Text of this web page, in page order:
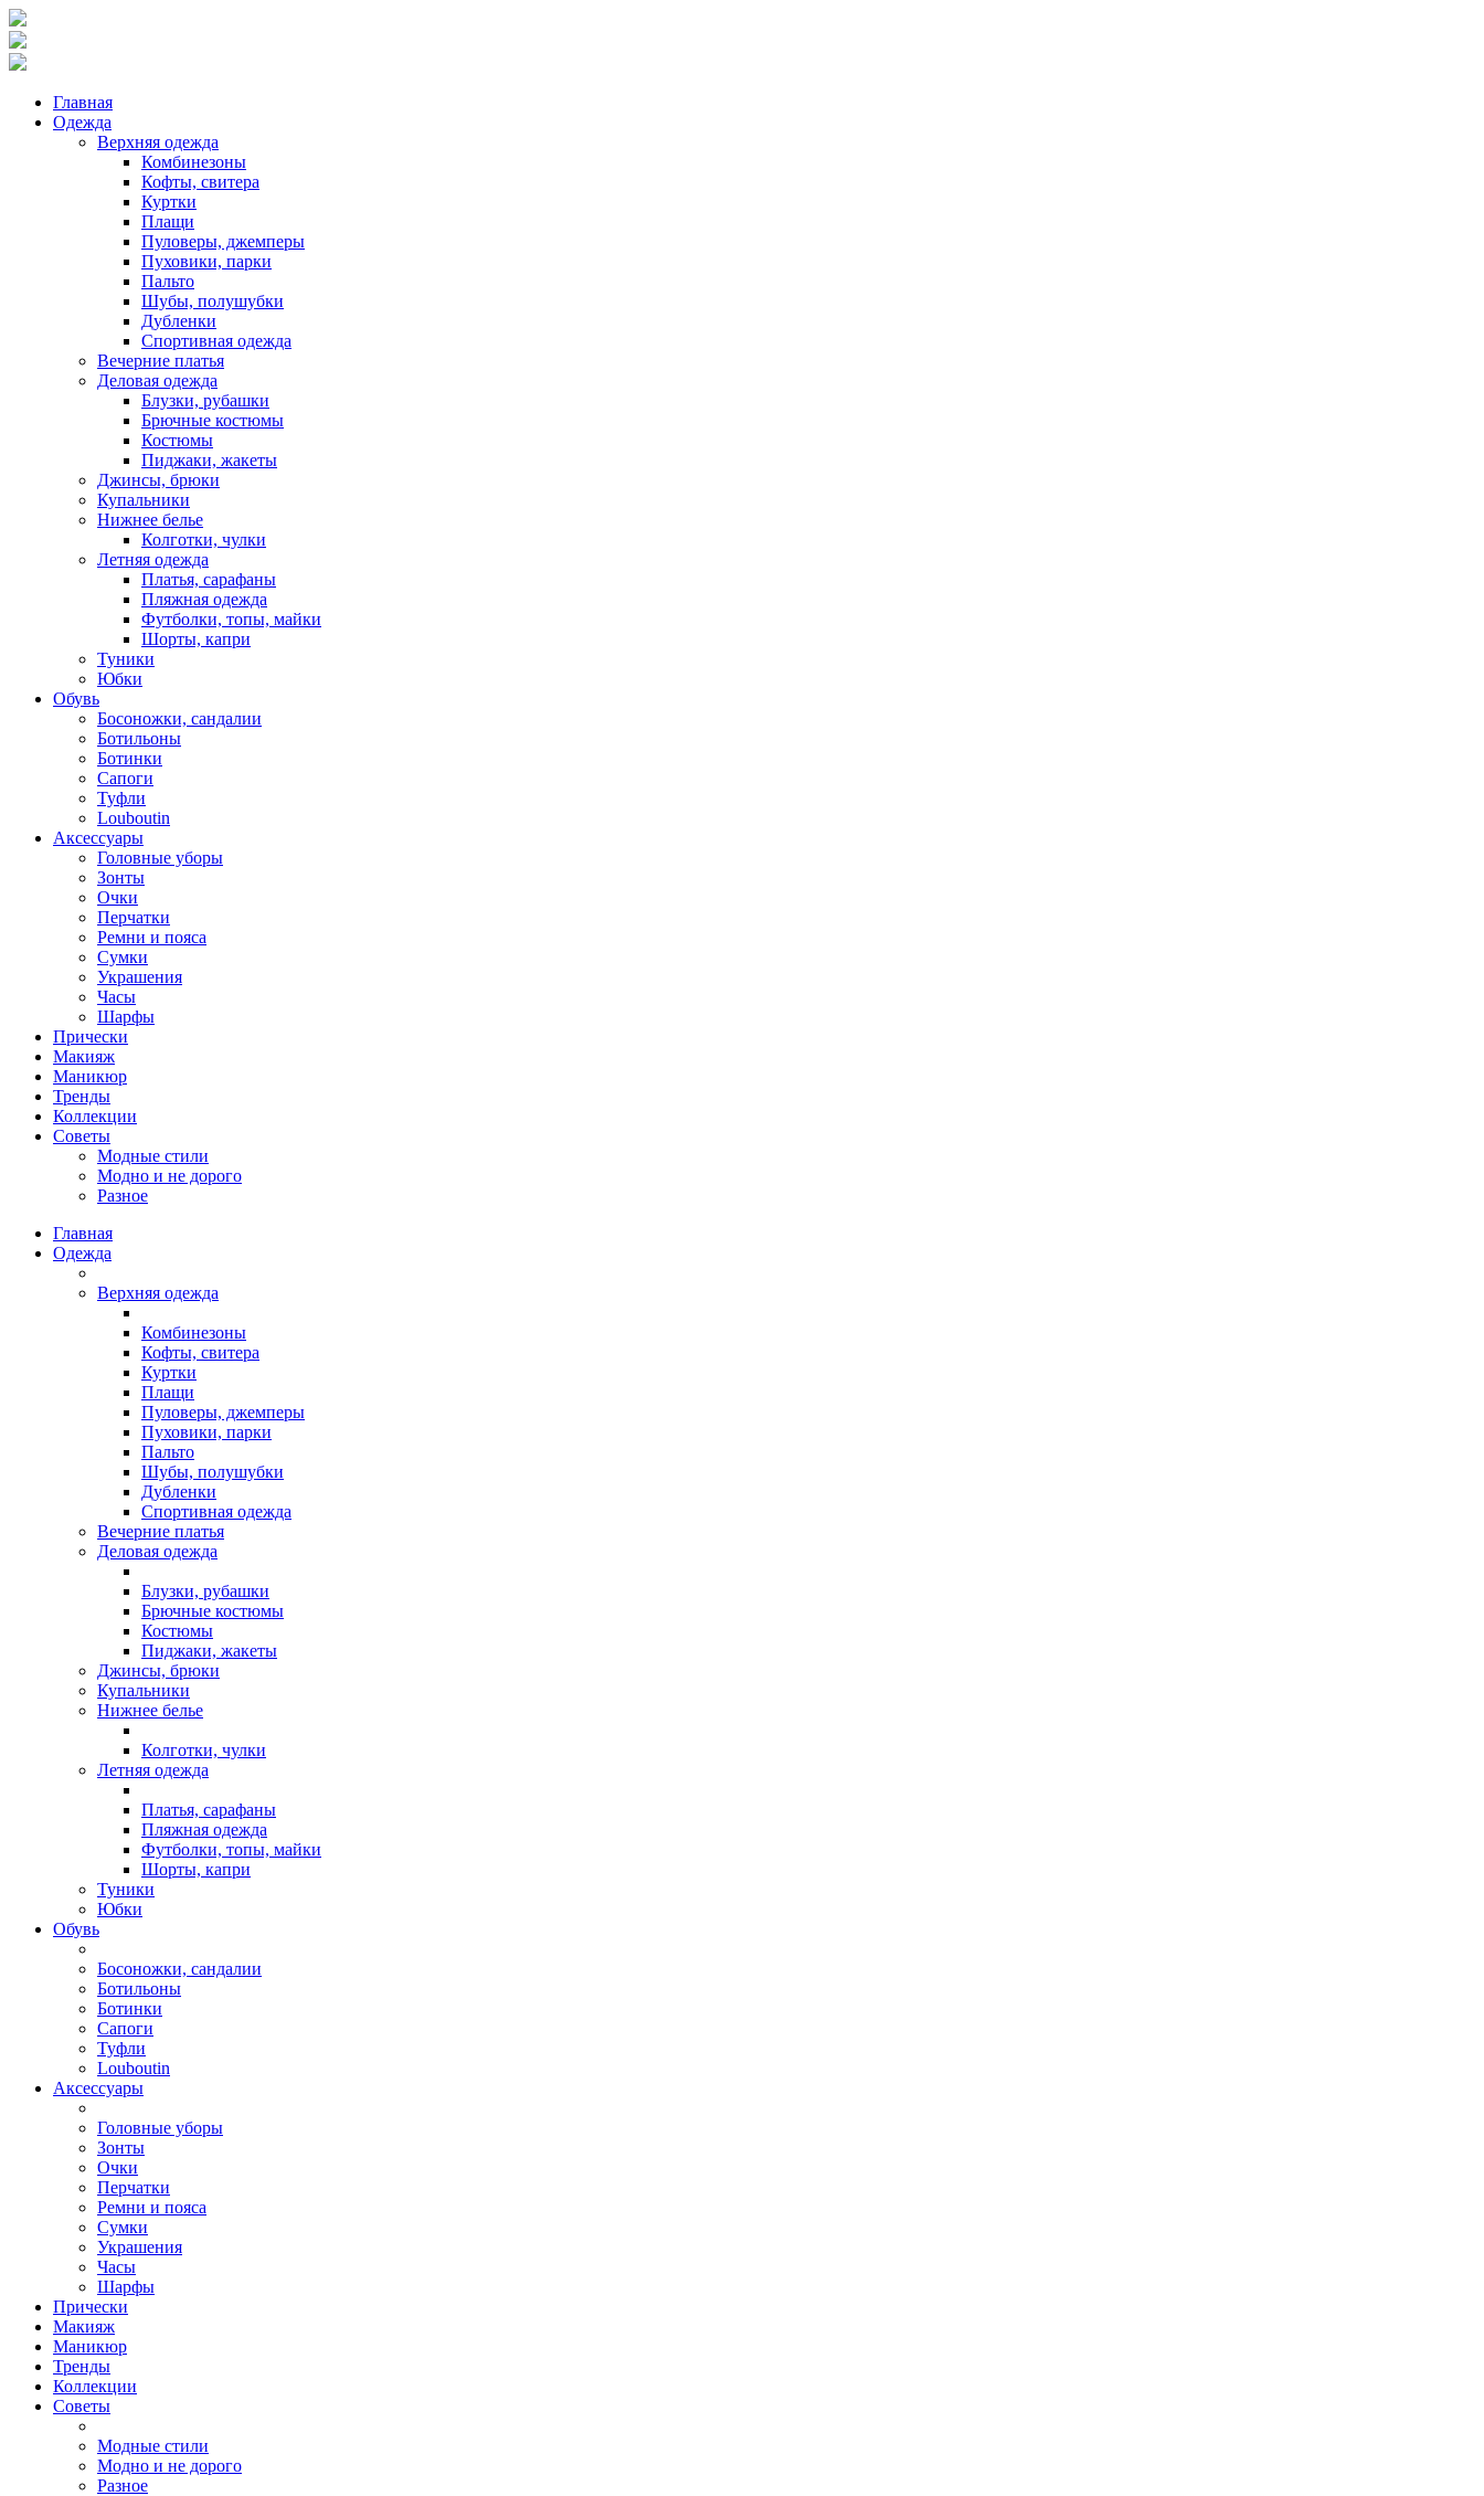
Главная
Одежда
Верхняя одежда
Комбинезоны
Кофты, свитера
Куртки
Плащи
Пуловеры, джемперы
Пуховики, парки
Пальто
Шубы, полушубки
Дубленки
Спортивная одежда
Вечерние платья
Деловая одежда
Блузки, рубашки
Брючные костюмы
Костюмы
Пиджаки, жакеты
Джинсы, брюки
Купальники
Нижнее белье
Колготки, чулки
Летняя одежда
Платья, сарафаны
Пляжная одежда
Футболки, топы, майки
Шорты, капри
Туники
Юбки
Обувь
Босоножки, сандалии
Ботильоны
Ботинки
Сапоги
Туфли
Louboutin
Аксессуары
Головные уборы
Зонты
Очки
Перчатки
Ремни и пояса
Сумки
Украшения
Часы
Шарфы
Прически
Макияж
Маникюр
Тренды
Коллекции
Советы
Модные стили
Модно и не дорого
Разное
Главная
Одежда
Верхняя одежда
Комбинезоны
Кофты, свитера
Куртки
Плащи
Пуловеры, джемперы
Пуховики, парки
Пальто
Шубы, полушубки
Дубленки
Спортивная одежда
Вечерние платья
Деловая одежда
Блузки, рубашки
Брючные костюмы
Костюмы
Пиджаки, жакеты
Джинсы, брюки
Купальники
Нижнее белье
Колготки, чулки
Летняя одежда
Платья, сарафаны
Пляжная одежда
Футболки, топы, майки
Шорты, капри
Туники
Юбки
Обувь
Босоножки, сандалии
Ботильоны
Ботинки
Сапоги
Туфли
Louboutin
Аксессуары
Головные уборы
Зонты
Очки
Перчатки
Ремни и пояса
Сумки
Украшения
Часы
Шарфы
Прически
Макияж
Маникюр
Тренды
Коллекции
Советы
Модные стили
Модно и не дорого
Разное